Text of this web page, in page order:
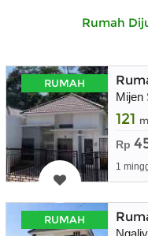
Rumah
RUMAH
Mijen
121
Rp
1
RUMAH